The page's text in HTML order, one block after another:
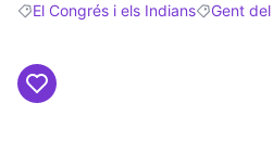
Resultats en filtrar per: El Congrés i
El Congrés i els IndiansResultats
Gent